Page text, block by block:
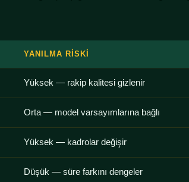
YANILMA RISKI
Yüksek — rakip kalitesi gizlenir
Orta — model varsayımlarına bağlı
Yüksek — kadrolar değişir
Düşük — süre farkını dengeler